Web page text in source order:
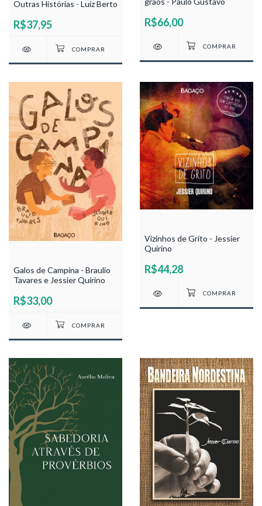
Outras Histórias - Luiz Berto
R$37,95 R$66,00
Galos de Campina - Braulio
Tavares e Jessier Quirino
R$33,00
Vizinhos de Grito - Jessier
Quirino
R$44,28